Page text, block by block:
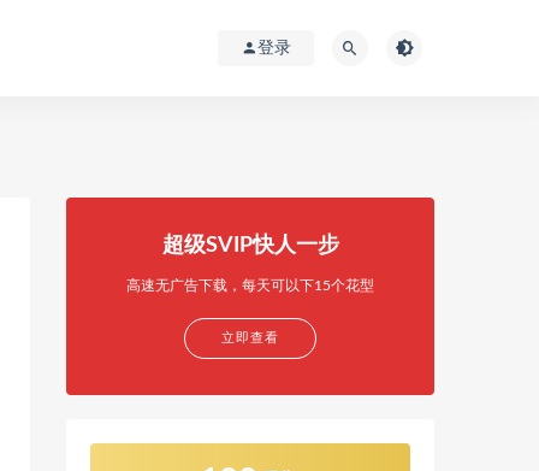
登录
超级SVIP快人一步
高速无广告下载，每天可以下15个花型
立即查看